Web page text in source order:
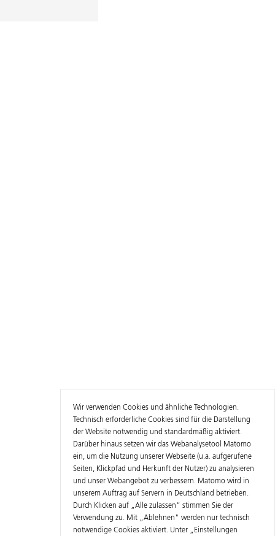
Wir verwenden Cookies und ähnliche Technologien.
Technisch erforderliche Cookies sind für die Darstellung
der Website notwendig und standardmäßig aktiviert.
Darüber hinaus setzen wir das Webanalysetool Matomo
ein, um die Nutzung unserer Webseite (u.a. aufgerufene
Seiten, Klickpfad und Herkunft der Nutzer) zu analysieren
und unser Webangebot zu verbessern. Matomo wird in
unserem Auftrag auf Servern in Deutschland betrieben.
Durch Klicken auf „Alle zulassen“ stimmen Sie der
Verwendung zu. Mit „Ablehnen" werden nur technisch
notwendige Cookies aktiviert. Unter „Einstellungen